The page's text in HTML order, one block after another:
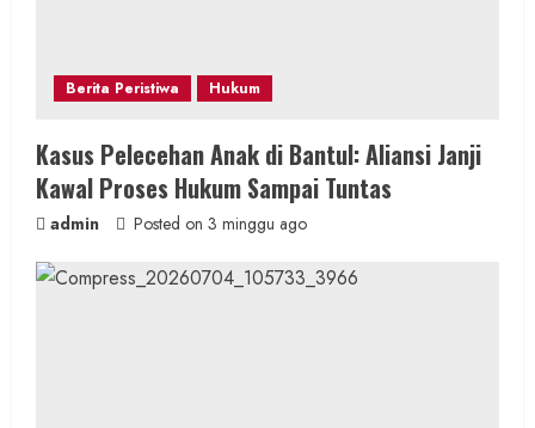
Berita Peristiwa Hukum
Kasus Pelecehan Anak di Bantul: Aliansi Janji
Kawal Proses Hukum Sampai Tuntas
admin Posted on 3 minggu ago